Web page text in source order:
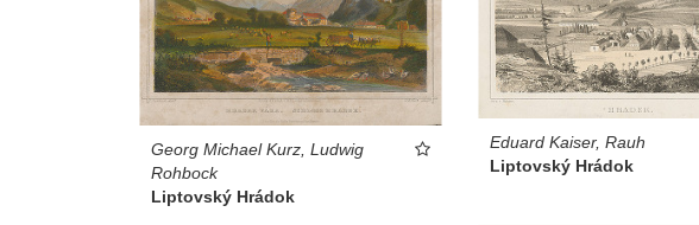
Georg Michael Kurz, Ludwig
Rohbock
Liptovský Hrádok
Eduard Kaiser, Rauh
Liptovský Hrádok